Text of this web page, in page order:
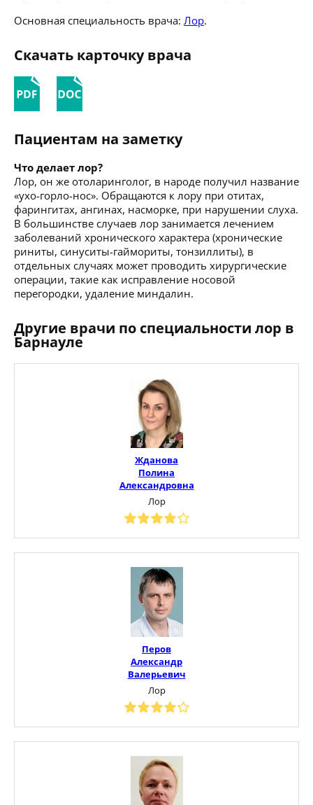
Основная специальность врача: Лор.
Скачать карточку врача
Пациентам на заметку
Что делает лор?
Лор, он же отоларинголог, в народе получил название
«ухо-горло-нос». Обращаются к лору при отитах,
фарингитах, ангинах, насморке, при нарушении слуха.
В большинстве случаев лор занимается лечением
заболеваний хронического характера (хронические
риниты, синуситы-гаймориты, тонзиллиты), в
отдельных случаях может проводить хирургические
операции, такие как исправление носовой
перегородки, удаление миндалин.
Другие врачи по специальности лор в
Барнауле
Жданова
Полина
Александровна
Лор
Перов
Александр
Валерьевич
Лор